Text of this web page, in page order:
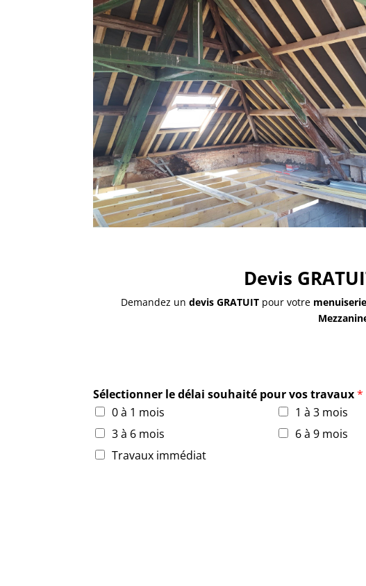
Devis
Demandez un devis GRATUITpour votre
Sélectionner le délai souhaité pour vos travaux*
0 à 1 mois
1 à 3 mois
3 à 6 mois
6 à 9 mois
Travaux immédiat